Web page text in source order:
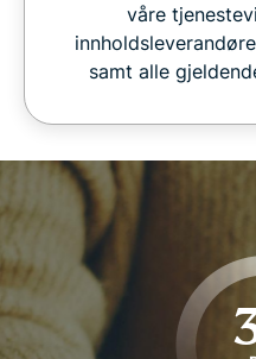
våre
samt alle